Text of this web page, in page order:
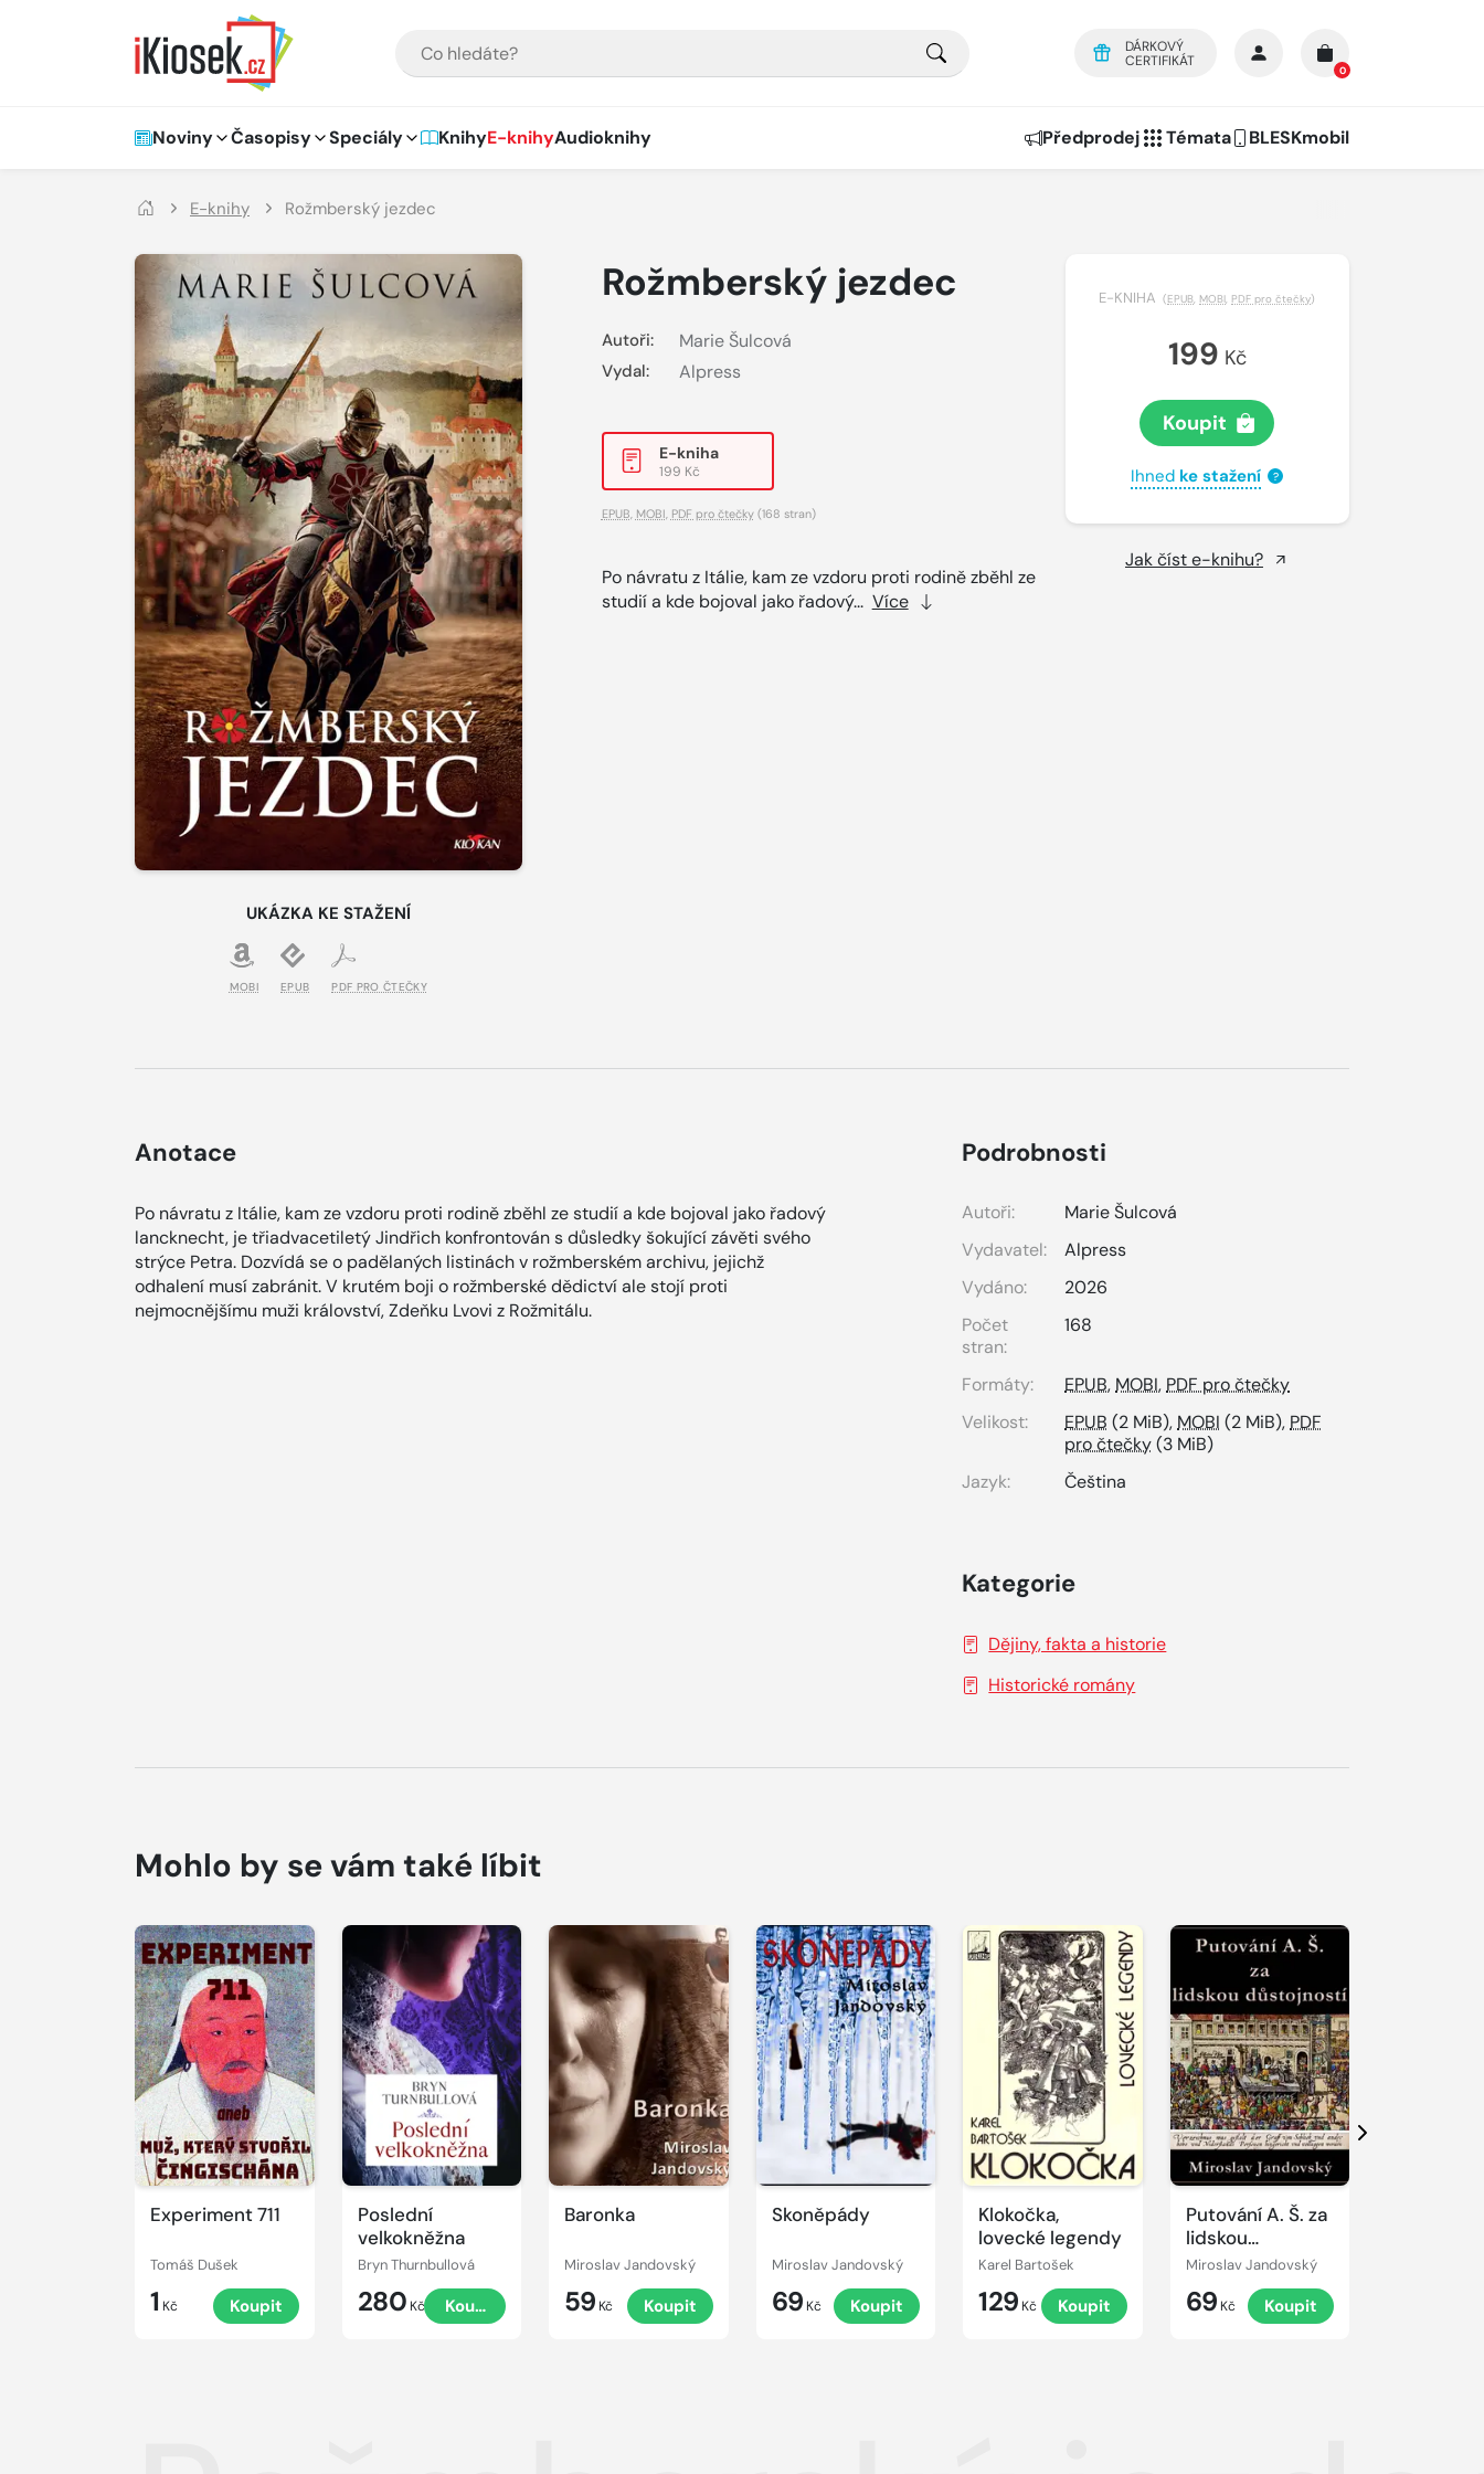
DÁRKOVÝ
CERTIFIKÁT
0
Hlavní navigace
Noviny Časopisy Speciály KnihyE-knihyAudioknihy Předprodej Témata BLESKmobil
E-knihy Rožmberský jezdec
UKÁZKA KE STAŽENÍ
MOBI EPUB PDF PRO ČTEČKY
Rožmberský jezdec
Autoři: Marie Šulcová
Vydal: Alpress
E-kniha
199 Kč
EPUB MOBI PDF pro čtečky(168 stran)
Po návratu z Itálie, kam ze vzdoru proti rodině zběhl ze
studií a kde bojoval jako řadový... Více
E-KNIHA (EPUB, MOBI, PDF pro čtečky)
199 Kč
Koupit
Ihned ke stažení ?
Jak číst e-knihu?
Anotace
Po návratu z Itálie, kam ze vzdoru proti rodině zběhl ze studií a kde bojoval jako řadový
lancknecht, je třiadvacetiletý Jindřich konfrontován s důsledky šokující závěti svého
strýce Petra. Dozvídá se o padělaných listinách v rožmberském archivu, jejichž
odhalení musí zabránit. V krutém boji o rožmberské dědictví ale stojí proti
nejmocnějšímu muži království, Zdeňku Lvovi z Rožmitálu.
Podrobnosti
Autoři:
Marie Šulcová
Vydavatel:
Alpress
Vydáno:
2026
Počet
stran:
168
Formáty: EPUB, MOBI, PDF pro čtečky
Velikost:
EPUB (2 MiB), MOBI (2 MiB), PDF
pro čtečky(3 MiB)
Jazyk:
Čeština
Kategorie
Dějiny, fakta a historie
Historické romány
Mohlo by se vám také líbit
Experiment 711
Tomáš Dušek
1 Kč Koupit
Poslední
velkokněžna
Bryn Thurnbullová
280 Kč Koupit
Baronka
Miroslav Jandovský
59 Kč Koupit
Skoněpády
Miroslav Jandovský
69 Kč Koupit
Klokočka,
lovecké legendy
Karel Bartošek
129 Kč Koupit
Putování A. Š. za
lidskou
důstojností
Miroslav Jandovský
69 Kč Koupit
Další